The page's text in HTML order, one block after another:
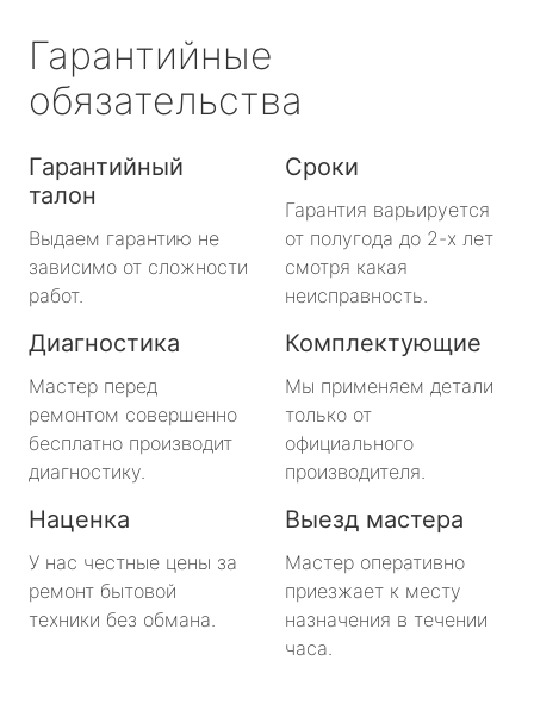
Гарантийные
обязательства
Гарантийный
талон
Выдаем гарантию не
зависимо от сложности
работ.
Сроки
Гарантия варьируется
от полугода до 2-х лет
смотря какая
неисправность.
Диагностика
Мастер перед
ремонтом совершенно
бесплатно производит
диагностику.
Комплектующие
Мы применяем детали
только от
официального
производителя.
Наценка
У нас честные цены за
ремонт бытовой
техники без обмана.
Выезд мастера
Мастер оперативно
приезжает к месту
назначения в течении
часа.